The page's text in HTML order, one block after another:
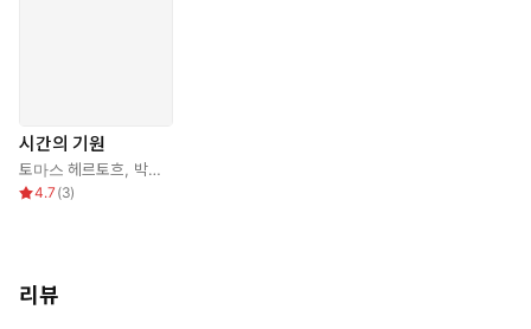
시간의 기원
토마스 헤르토흐 박병철
4.7 (3)
리뷰